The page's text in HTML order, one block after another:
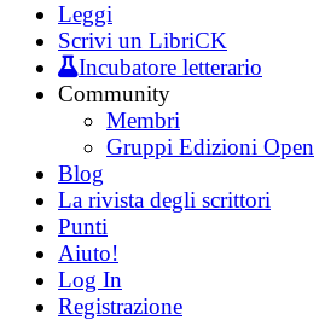
Leggi
Scrivi un LibriCK
Incubatore letterario
Community
Membri
Gruppi Edizioni Open
Blog
La rivista degli scrittori
Punti
Aiuto!
Log In
Registrazione